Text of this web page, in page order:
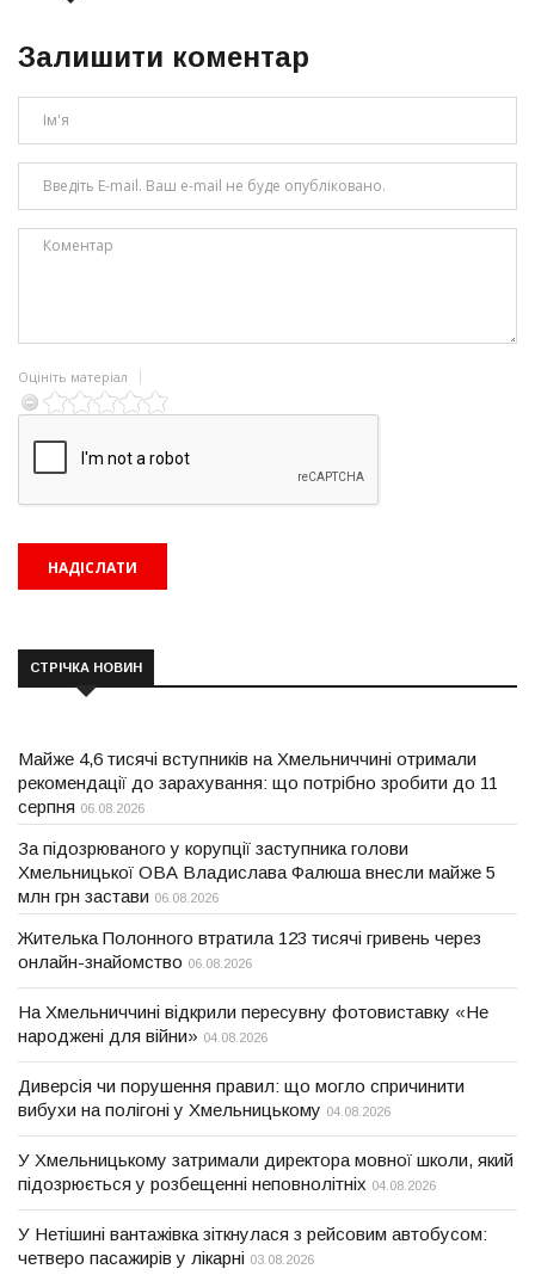
Залишити коментар
Оцініть матеріал
СТРІЧКА НОВИН
Майже 4,6 тисячі вступників на Хмельниччині отримали
рекомендації до зарахування: що потрібно зробити до 11
серпня 06.08.2026
За підозрюваного у корупції заступника голови
Хмельницької ОВА Владислава Фалюша внесли майже 5
млн грн застави 06.08.2026
Жителька Полонного втратила 123 тисячі гривень через
онлайн-знайомство 06.08.2026
На Хмельниччині відкрили пересувну фотовиставку «Не
народжені для війни» 04.08.2026
Диверсія чи порушення правил: що могло спричинити
вибухи на полігоні у Хмельницькому 04.08.2026
У Хмельницькому затримали директора мовної школи, який
підозрюється у розбещенні неповнолітніх 04.08.2026
У Нетішині вантажівка зіткнулася з рейсовим автобусом:
четверо пасажирів у лікарні 03.08.2026